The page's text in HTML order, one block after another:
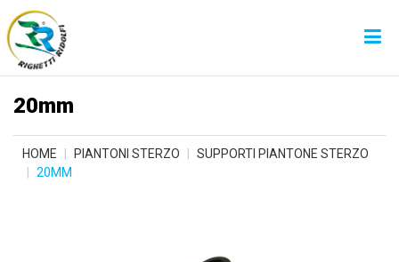
20mm
HOME PIANTONI STERZO
SUPPORTI PIANTONE STERZO
20MM